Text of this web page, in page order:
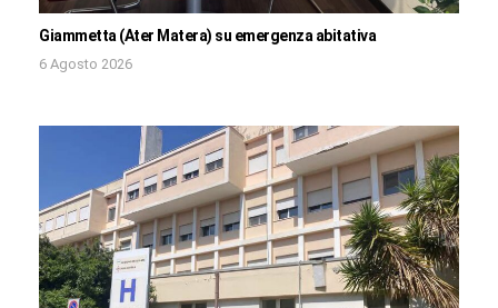
Giammetta (Ater Matera) su emergenza abitativa
6 Agosto 2026